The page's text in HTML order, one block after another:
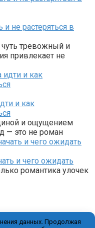
и не растеряться в
чуть тревожный и
привлекает не
и как
и ощущением
— это не роман
и чего ожидать
романтика улочек
данных. Продолжая